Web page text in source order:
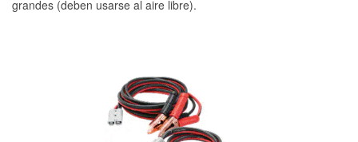
grandes (deben usarse al aire libre).